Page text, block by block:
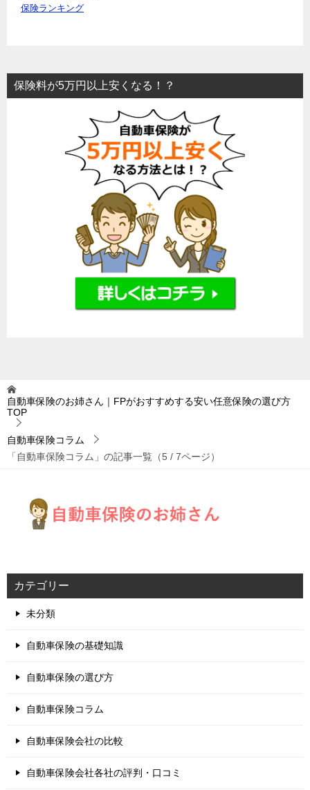
保険ランキング
保険料が5万円以上安くなる！？
自動車保険のお姉さん｜FPがおすすめする安い任意保険の選び方
TOP
自動車保険コラム
「自動車保険コラム」の記事一覧（5 / 7ページ）
カテゴリー
未分類
自動車保険の基礎知識
自動車保険の選び方
自動車保険コラム
自動車保険会社の比較
自動車保険会社各社の評判・口コミ